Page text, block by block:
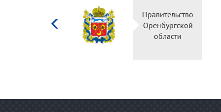
Правительство
Оренбургской
области